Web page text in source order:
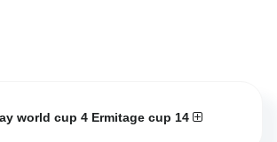
world cup 4 Ermitage cup 14